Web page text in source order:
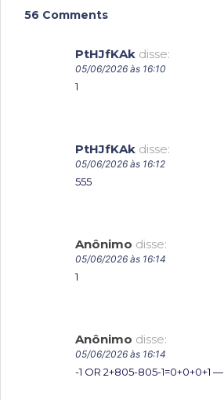
56 Comments
PtHJfKAk disse:
05/06/2026 às 16:10
1
PtHJfKAk disse:
05/06/2026 às 16:12
555
Anônimo disse:
05/06/2026 às 16:14
1
Anônimo disse:
05/06/2026 às 16:14
-1 OR 2+805-805-1=0+0+0+1 —